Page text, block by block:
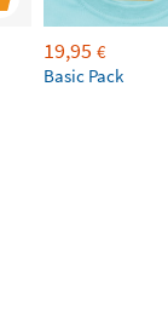
19,95 €
Basic Pack